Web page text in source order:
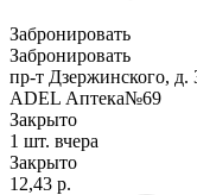
Забронировать
Забронировать
пр-т Дзержинского,
ADEL Аптека№69
Закрыто
1 шт. вчера
Закрыто
12,43 р.